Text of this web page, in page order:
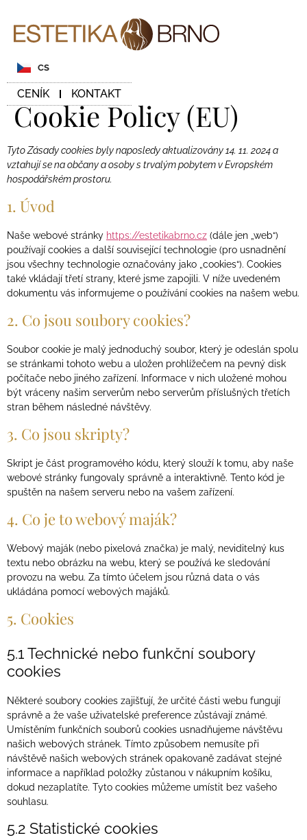
CENÍK KONTAKT
CS
Cookie Policy (EU)
Tyto Zásady cookies byly naposledy aktualizovány 14. 11. 2024 a
vztahují se na občany a osoby s trvalým pobytem v Evropském
hospodářském prostoru.
1. Úvod
Naše webové stránky https://estetikabrno.cz (dále jen „web“)
používají cookies a další související technologie (pro usnadnění
jsou všechny technologie označovány jako „cookies“). Cookies
také vkládají třetí strany, které jsme zapojili. V níže uvedeném
dokumentu vás informujeme o používání cookies na našem webu.
2. Co jsou soubory cookies?
Soubor cookie je malý jednoduchý soubor, který je odeslán spolu
se stránkami tohoto webu a uložen prohlížečem na pevný disk
počítače nebo jiného zařízení. Informace v nich uložené mohou
být vráceny našim serverům nebo serverům příslušných třetích
stran během následné návštěvy.
3. Co jsou skripty?
Skript je část programového kódu, který slouží k tomu, aby naše
webové stránky fungovaly správně a interaktivně. Tento kód je
spuštěn na našem serveru nebo na vašem zařízení.
4. Co je to webový maják?
Webový maják (nebo pixelová značka) je malý, neviditelný kus
textu nebo obrázku na webu, který se používá ke sledování
provozu na webu. Za tímto účelem jsou různá data o vás
ukládána pomocí webových majáků.
5. Cookies
5.1 Technické nebo funkční soubory
cookies
Některé soubory cookies zajišťují, že určité části webu fungují
správně a že vaše uživatelské preference zůstávají známé.
Umístěním funkčních souborů cookies usnadňujeme návštěvu
našich webových stránek. Tímto způsobem nemusíte při
návštěvě našich webových stránek opakovaně zadávat stejné
informace a například položky zůstanou v nákupním košíku,
dokud nezaplatíte. Tyto cookies můžeme umístit bez vašeho
souhlasu.
5.2 Statistické cookies